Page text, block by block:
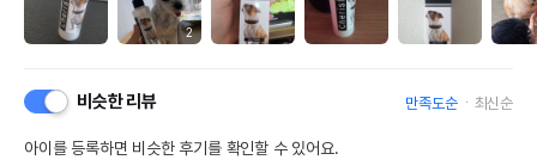
2
비슷한 리뷰 만족도순 최신순
아이를 등록하면 비슷한 후기를 확인할 수 있어요.